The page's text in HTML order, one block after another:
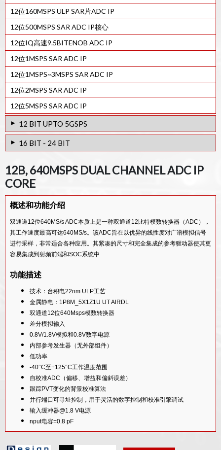
12位160MSPS ULP SAR片ADC IP
12位500MSPS SAR ADC IP核心
12位IQ高速9.5BITENOB ADC IP
12位1MSPS SAR ADC IP
12位1MSPS~3MSPS SAR ADC IP
12位2MSPS SAR ADC IP
12位5MSPS SAR ADC IP
12 BIT UPTO 5GSPS
12位2GSPS管道ADC IP
12位射频高速ADC IP
16 BIT - 24 BIT
24 位 320KHZ 带宽 ADC IP
14BIT 1.3GSPS SIGMA DELTA ADC IP CORE
14BIT 3.2GSPS SIGMA DELTA ADC IP CORE
16BIT 5MSPS SAR ADC IP 核
14BIT 400KHZ SAR ADC IP CORE
16BIT 100KSPS SAR ADC IP CORE
12B, 640MSPS DUAL CHANNEL ADC IP
CORE
概述和功能介绍
双通道12位640MS/s ADC本质上是一种双通道12比特模数转换器（ADC），
其工作速度最高可达640MS/s。该ADC旨在以优异的线性度对广谱模拟信号
进行采样，非常适合各种应用。其紧凑的尺寸和完全集成的参考驱动器使其更
容易集成到射频前端和SOC系统中
功能描述
技术：台积电22nm ULP工艺
金属静电：1P8M_5X1Z1U UT AlRDL
双通道12位640Msps模数转换器
差分模拟输入
0.8V/1.8V模拟和0.8V数字电源
内部参考发生器（无外部组件）
低功率
-40°C至+125°C工作温度范围
自校准ADC（偏移、增益和偏斜误差）
跟踪PVT变化的背景校准算法
并行端口可寻址控制，用于灵活的数字控制和校准引擎调试
输入缓冲器@1.8 V电源
nput电容=0.8 pF